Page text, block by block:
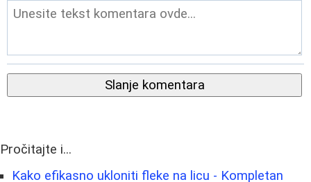
Slanje komentara
Pročitajte i...
Kako efikasno ukloniti fleke na licu - Kompletan